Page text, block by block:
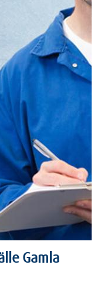
Gamla